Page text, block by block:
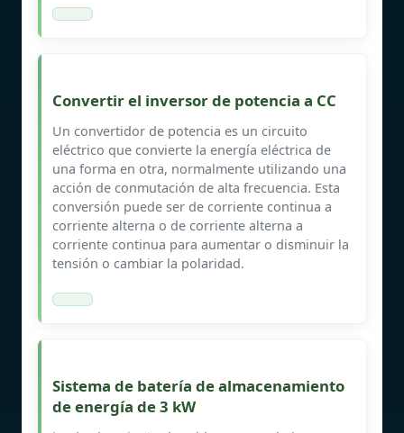
Convertir el inversor de potencia a CC
Un convertidor de potencia es un circuito
eléctrico que convierte la energía eléctrica de
una forma en otra, normalmente utilizando una
acción de conmutación de alta frecuencia. Esta
conversión puede ser de corriente continua a
corriente alterna o de corriente alterna a
corriente continua para aumentar o disminuir la
tensión o cambiar la polaridad.
Sistema de batería de almacenamiento
de energía de 3 kW